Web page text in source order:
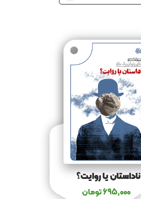
ناداستان یا روایت؟
695,000تومان